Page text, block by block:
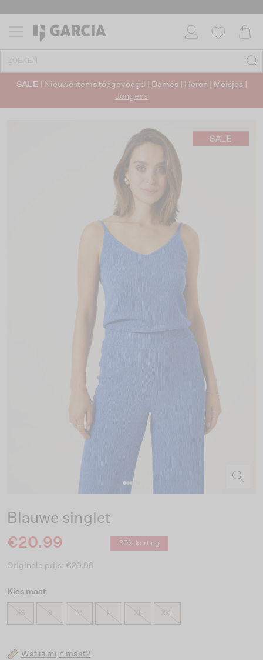
SALE | Nieuwe items toegevoegd | Dames Heren Meisjes
Jongens
Blauwe singlet
€20.99
30% korting
Originele prijs: €29.99
Kies maat
XS M XL XXL
Wat is mijn maat?